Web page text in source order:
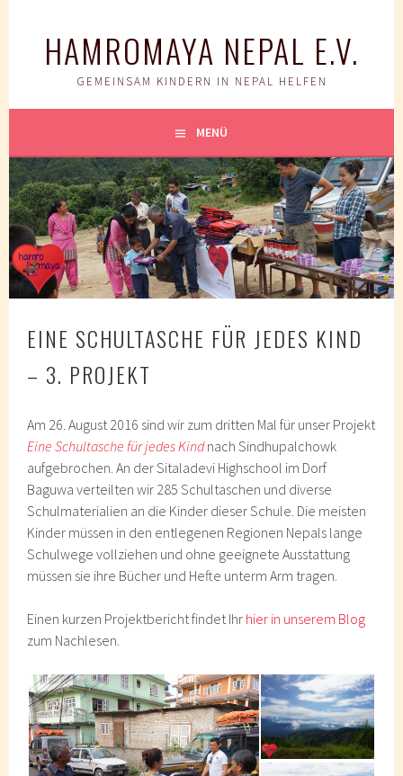
HAMROMAYA NEPAL E.V.
GEMEINSAM KINDERN IN NEPAL HELFEN
MENÜ
EINE SCHULTASCHE FÜR JEDES KIND
– 3. PROJEKT
Am 26. August 2016 sind wir zum dritten Mal für unser Projekt
Eine Schultasche für jedes Kindnach Sindhupalchowk
aufgebrochen. An der Sitaladevi Highschool im Dorf
Baguwa verteilten wir 285 Schultaschen und diverse
Schulmaterialien an die Kinder dieser Schule. Die meisten
Kinder müssen in den entlegenen Regionen Nepals lange
Schulwege vollziehen und ohne geeignete Ausstattung
müssen sie ihre Bücher und Hefte unterm Arm tragen.
Einen kurzen Projektbericht findet Ihr hier in unserem Blog
zum Nachlesen.